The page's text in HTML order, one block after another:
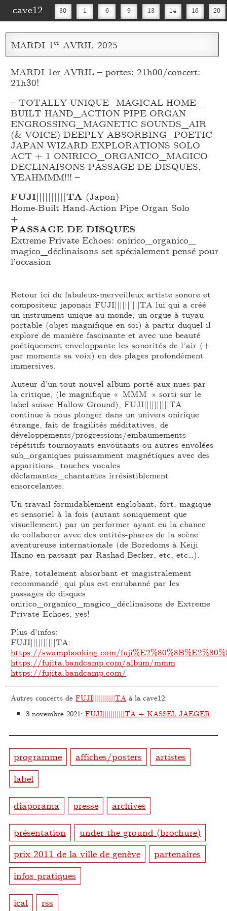
cave12 30 1 6 9 13 14 16 20
30
MARDI 1er AVRIL 2025
MARDI 1er AVRIL – portes: 21h00/concert:
21h30!
– TOTALLY UNIQUE_MAGICAL HOME_
BUILT HAND_ ACTION PIPE ORGAN
ENGROSSING_MAGNETIC SOUNDS_ AIR
(& VOICE) DEEPLY ABSORBING_POETIC
JAPAN WIZARD EXPLORATIONS SOLO
ACT + 1 ONIRICO_ ORGANICO_MAGICO
DECLINAISONS PASSAGE DE DISQUES,
YEAHMMM!!! –
FUJI||||||||||TA (Japon)
Home-Built Hand-Action Pipe Organ Solo
+
PASSAGE DE DISQUES
Extreme Private Echoes: onirico_organico_
magico_déclinaisons set spécialement pensé pour
l’occasion
Retour ici du fabuleux-merveilleux artiste sonore et
compositeur japonais FUJI||||||||||TA lui qui a créé
un instrument unique au monde, un orgue à tuyau
portable (objet magnifique en soi) à partir duquel il
explore de manière fascinante et avec une beauté
poétiquement enveloppante les sonorités de l’air (+
par moments sa voix) en des plages profondément
immersives.
Auteur d’un tout nouvel album porté aux nues par
la critique, (le magnifique « MMM » sorti sur le
label suisse Hallow Ground), FUJI||||||||||TA
continue à nous plonger dans un univers onirique
étrange, fait de fragilités méditatives, de
développements/progressions/embaumements
répétitifs tournoyants envoûtants ou autres envolées
sub_organiques puissamment magnétiques avec des
apparitions_touches vocales
déclamantes_chantantes irrésistiblement
ensorcelantes.
Un travail formidablement englobant, fort, magique
et sensoriel à la fois (autant soniquement que
visuellement) par un performer ayant eu la chance
de collaborer avec des entités-phares de la scène
aventureuse internationale (de Boredoms à Keiji
Haino en passant par Rashad Becker, etc, etc…).
Rare, totalement absorbant et magistralement
recommandé, qui plus est enrubanné par les
passages de disques
onirico_organico_magico_déclinaisons de Extreme
Private Echoes, yes!
Plus d’infos:
FUJI||||||||||TA:
https://swampbooking.com/
https://fujita.bandcamp.com/album/mmm
https://fujita.bandcamp.com/
Autres concerts deFUJI|||||||||||TA à la cave12:
3 novembre 2021:FUJI|||||||||||TA + KASSEL JAEGER
programme affiches/posters
artistes
label
diaporama presse archives
présentation
under the ground (brochure)
prix 2011 de la ville de genève
partenaires
infos pratiques
ical rss